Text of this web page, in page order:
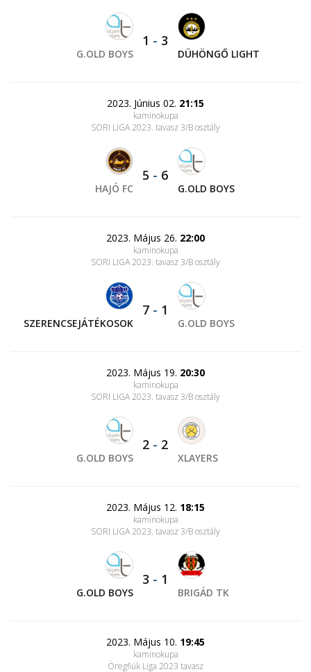
G.OLD BOYS
1 - 3
DÜHÖNGŐ LIGHT
2023. Június 02. 21:15
kaminokupa
SORI LIGA 2023. tavasz 3/B osztály
HAJÓ FC
5 - 6
G.OLD BOYS
2023. Május 26. 22:00
kaminokupa
SORI LIGA 2023. tavasz 3/B osztály
SZERENCSEJÁTÉKOSOK
7 - 1
G.OLD BOYS
2023. Május 19. 20:30
kaminokupa
SORI LIGA 2023. tavasz 3/B osztály
G.OLD BOYS
2 - 2
XLAYERS
2023. Május 12. 18:15
kaminokupa
SORI LIGA 2023. tavasz 3/B osztály
G.OLD BOYS
3 - 1
BRIGÁD TK
2023. Május 10. 19:45
kaminokupa
Öregfiúk Liga 2023 tavasz